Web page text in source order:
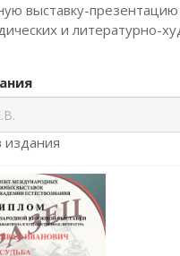
выставку-презентацию
и литературно-